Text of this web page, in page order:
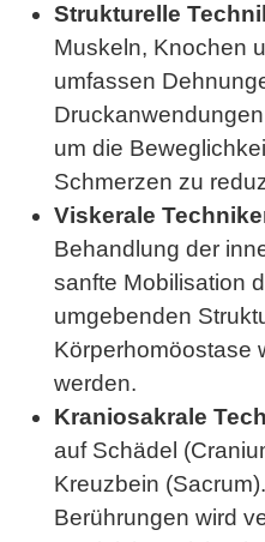
Strukturelle
Muskeln, Knochen
umfassen
um die
Schmerzen zu
Viskerale
Behandlung der
sanfte Mobilisation
umgebenden
Körperhomöostase
werden.
Kraniosakrale
auf Schädel
Kreuzbein
Berührungen wird